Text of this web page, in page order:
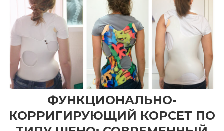
ФУНКЦИОНАЛЬНО-
КОРРИГИРУЮЩИЙ КОРСЕТ ПО